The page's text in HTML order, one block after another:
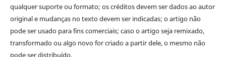
qualquer suporte ou formato; os créditos devem ser dados ao autor
original e mudanças no texto devem ser indicadas; o artigo não
pode ser usado para fins comerciais; caso o artigo seja remixado,
transformado ou algo novo for criado a partir dele, o mesmo não
pode ser distribuído.